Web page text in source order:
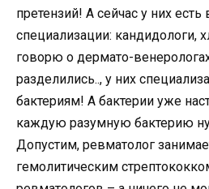
претензий! А сейчас у них
специализации: кандидологи,
говорю о дермато-
разделились.., у них
бактериям! А бактерии уже
каждую разумную бактерию
Допустим, ревматолог
гемолитическим